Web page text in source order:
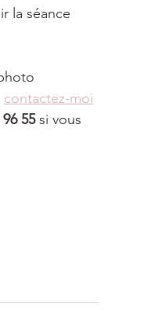
la séance
contactez-moi
55 si vous